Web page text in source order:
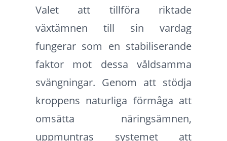
Valet att tillföra riktade
växtämnen till sin vardag
fungerar som en stabiliserande
faktor mot dessa våldsamma
svängningar. Genom att stödja
kroppens naturliga förmåga att
omsätta näringsämnen,
uppmuntras systemet att